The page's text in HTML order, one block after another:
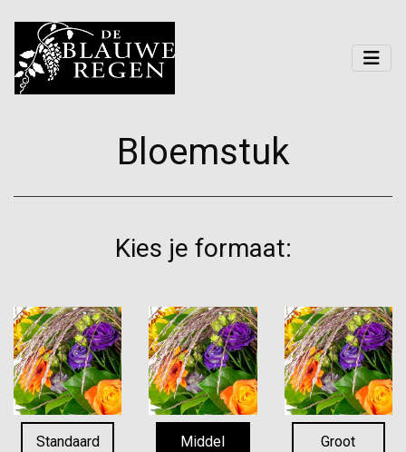
Bloemstuk
Kies je formaat:
Standaard
Middel
Groot